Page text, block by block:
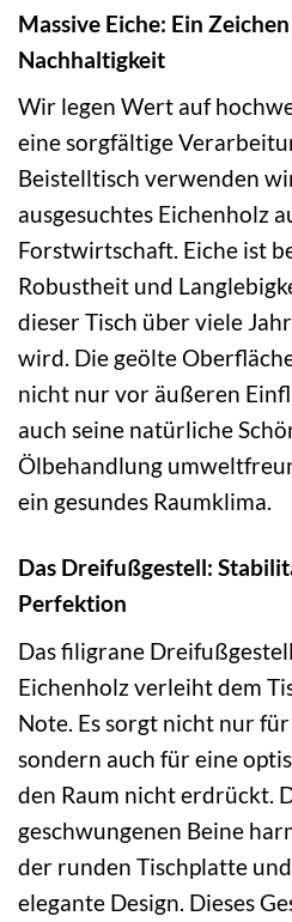
Massive Eiche: Ein
Nachhaltigkeit
Wir legen Wert auf
eine sorgfältige
Beistelltisch verwenden
ausgesuchtes Eichenholz
Forstwirtschaft. Eiche ist
Robustheit und
dieser Tisch über viele
wird. Die geölte
nicht nur vor äußeren
auch seine natürliche
Ölbehandlung
ein gesundes Raumklima.
Das Dreifußgestell:
Perfektion
Das filigrane
Eichenholz verleiht dem
Note. Es sorgt nicht nur
sondern auch für eine
den Raum nicht erdrückt.
geschwungenen Beine
der runden Tischplatte
elegante Design. Dieses